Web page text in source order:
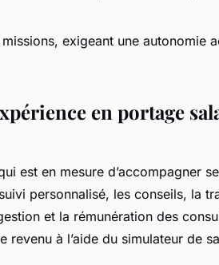
exigeant une autonomie
en portage
est en mesure d’accompagner
personnalisé, les conseils, la
et la rémunération des
à l’aide du simulateur de